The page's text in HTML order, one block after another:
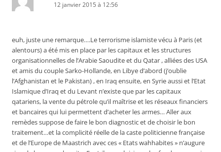
12 janvier 2015 à 12:56
euh, juste une remarque….Le terrorisme islamiste vécu à Paris (et
alentours) a été mis en place par les capitaux et les structures
organisationnelles de l’Arabie Saoudite et du Qatar , alliées des USA
et amis du couple Sarko-Hollande, en Libye d’abord (j’oublie
l’Afghanistan et le Pakistan) , en Iraq ensuite, en Syrie aussi et l’Etat
Islamique d’Iraq et du Levant n’existe que par les capitaux
qatariens, la vente du pétrole qu’il maîtrise et les réseaux financiers
et bancaires qui lui permettent d’acheter les armes… Aller aux
remèdes suppose de faire le bon diagnostic et de choisir le bon
traitement…et la complicité réelle de la caste politicienne française
et de l’Europe de Maastrich avec ces « Etats wahhabites » n’augure